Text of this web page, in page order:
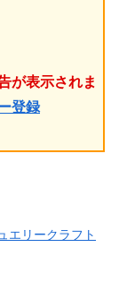
が表示されま
登録
エリークラフト